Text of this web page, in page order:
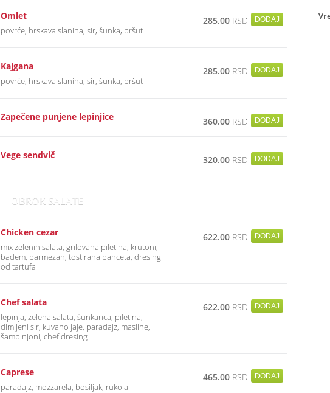
Omlet
povrće, hrskava slanina, sir, šunka, pršut
285.00 RSD
Kajgana
povrće, hrskava slanina, sir, šunka, pršut
285.00 RSD
Zapečene punjene lepinjice 360.00 RSD
Vege sendvič 320.00 RSD
OBROK SALATE
Chicken cezar
mix zelenih salata, grilovana piletina, krutoni,
badem, parmezan, tostirana panceta, dresing
od tartufa
622.00 RSD
Chef salata
lepinja, zelena salata, šunkarica, piletina,
dimljeni sir, kuvano jaje, paradajz, masline,
šampinjoni, chef dresing
622.00 RSD
Caprese
paradajz, mozzarela, bosiljak, rukola
465.00 RSD